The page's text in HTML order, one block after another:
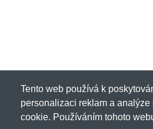
Tento web používá k
personalizaci reklam a
cookie. Používáním tohoto